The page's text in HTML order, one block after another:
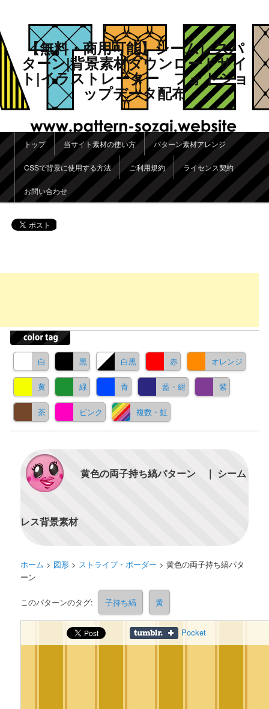
【無料・商用可能】シームレスパ
ターン|背景素材ダウンロードサイ
ト|イラストレーター フォトショ
ップデータ配布
メインメニュー
メインコンテンツへ移動
サブコンテンツへ移動
トップ 当サイト素材の使い方 パターン素材アレンジ
CSSで背景に使用する方法 ご利用規約 ライセンス契約
お問い合わせ
白 黒 白黒 赤 オレンジ
黄 緑 青 藍・紺 紫
茶 ピンク 複数・虹
黄色の両子持ち縞パターン ｜ シーム
レス背景素材
ホーム > 図形 > ストライプ・ボーダー >黄色の両子持ち縞パタ
ーン
このパターンのタグ: 子持ち縞 黄
Pocket